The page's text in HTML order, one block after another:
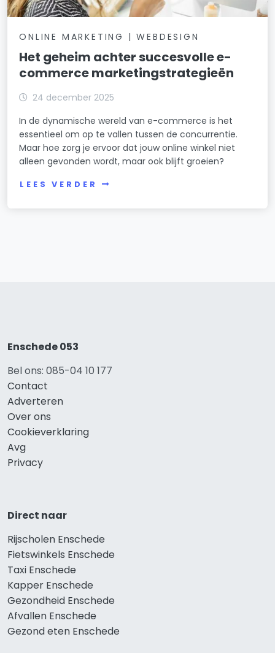
ONLINE MARKETING | WEBDESIGN
Het geheim achter succesvolle e-
commerce marketingstrategieën
24 december 2025
In de dynamische wereld van e-commerce is het
essentieel om op te vallen tussen de concurrentie.
Maar hoe zorg je ervoor dat jouw online winkel niet
alleen gevonden wordt, maar ook blijft groeien?
LEES VERDER
Enschede 053
Bel ons: 085-04 10 177
Contact
Adverteren
Over ons
Cookieverklaring
Avg
Privacy
Direct naar
Rijscholen Enschede
Fietswinkels Enschede
Taxi Enschede
Kapper Enschede
Gezondheid Enschede
Afvallen Enschede
Gezond eten Enschede